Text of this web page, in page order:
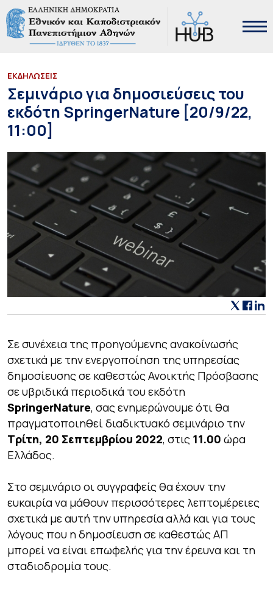
ΕΚΔΗΛΩΣΕΙΣ
Σεμινάριο για δημοσιεύσεις του
εκδότη SpringerNature [20/9/22,
11:00]
Σε συνέχεια της προηγούμενης ανακοίνωσής
σχετικά με την ενεργοποίηση της υπηρεσίας
δημοσίευσης σε καθεστώς Ανοικτής Πρόσβασης
σε υβριδικά περιοδικά του εκδότη
SpringerNature, σας ενημερώνουμε ότι θα
πραγματοποιηθεί διαδικτυακό σεμινάριο την
Τρίτη, 20 Σεπτεμβρίου 2022, στις 11.00 ώρα
Ελλάδος.
Στο σεμινάριο οι συγγραφείς θα έχουν την
ευκαιρία να μάθουν περισσότερες λεπτομέρειες
σχετικά με αυτή την υπηρεσία αλλά και για τους
λόγους που η δημοσίευση σε καθεστώς ΑΠ
μπορεί να είναι επωφελής για την έρευνα και τη
σταδιοδρομία τους.